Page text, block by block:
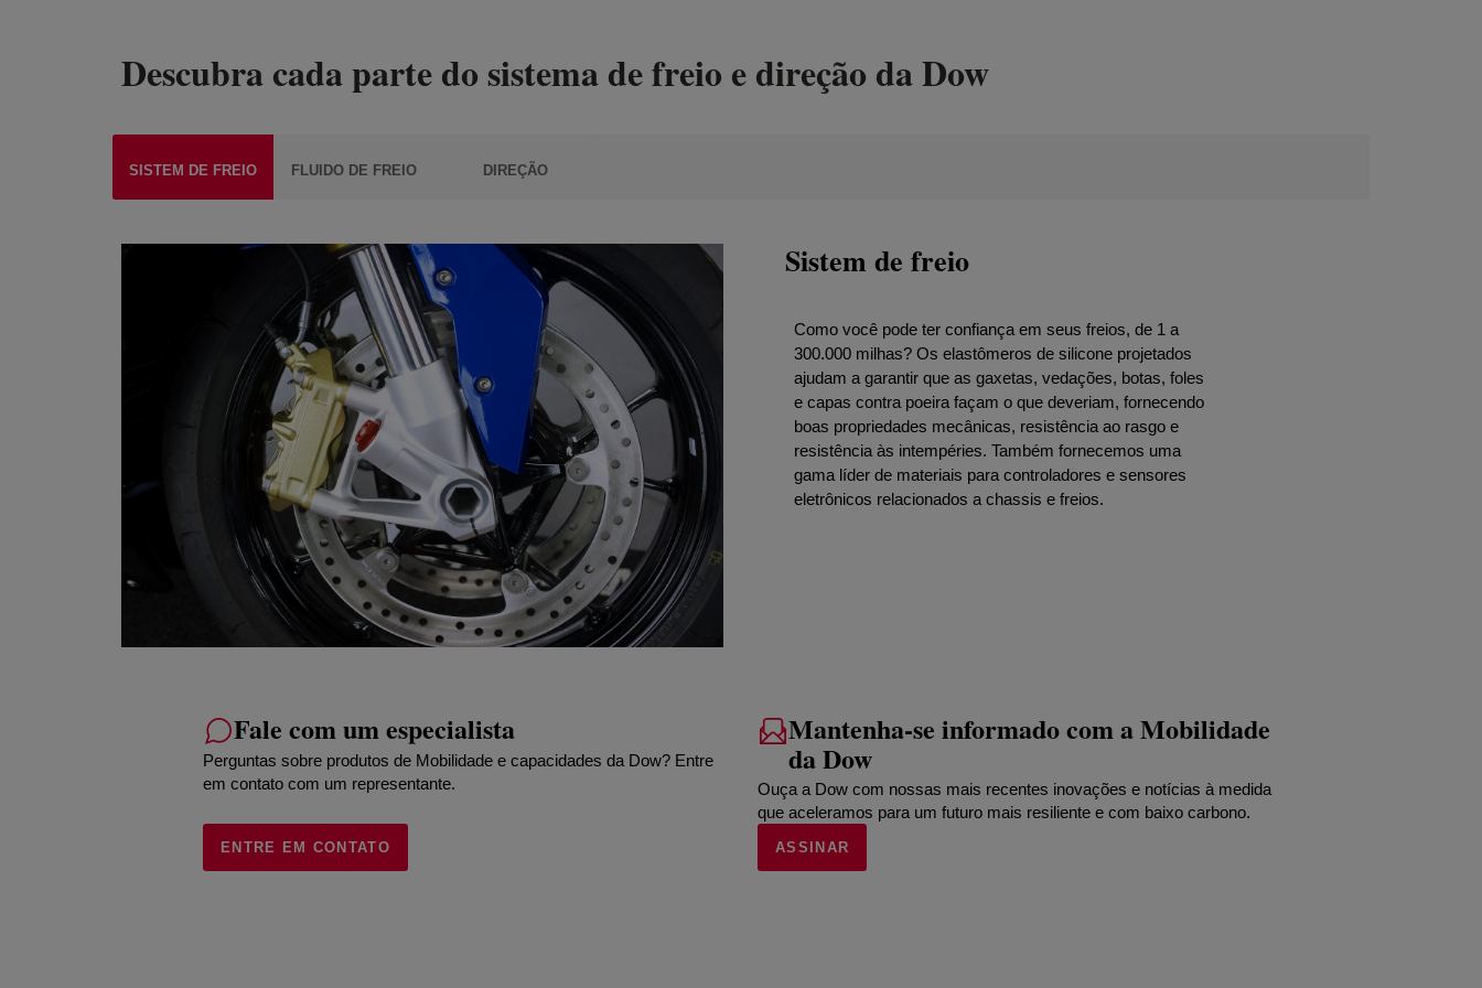
Descubra cada parte do sistema de freio e direção da Dow
SISTEM DE FREIO FLUIDO DE FREIO DIREÇÃO
Sistem de freio
Como você pode ter confiança em seus freios, de 1 a
300.000 milhas? Os elastômeros de silicone projetados
ajudam a garantir que as gaxetas, vedações, botas, foles
e capas contra poeira façam o que deveriam, fornecendo
boas propriedades mecânicas, resistência ao rasgo e
resistência às intempéries. Também fornecemos uma
gama líder de materiais para controladores e sensores
eletrônicos relacionados a chassis e freios.
Fale com um especialista
Perguntas sobre produtos de Mobilidade e capacidades da Dow? Entre
em contato com um representante.
ENTRE EM CONTATO
Mantenha-se informado com a Mobilidade
da Dow
Ouça a Dow com nossas mais recentes inovações e notícias à medida
que aceleramos para um futuro mais resiliente e com baixo carbono.
ASSINAR